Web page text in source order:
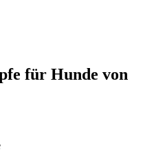
für Hunde von